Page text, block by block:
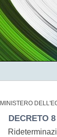
MINISTERO
DECRETO